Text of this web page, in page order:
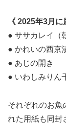
《 2025年3月に
● ササカレイ（
● かれいの西京
● あじの開き
● いわしみりん
それぞれのお魚
れた用紙も同封